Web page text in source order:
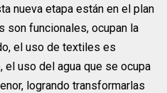
nueva etapa están en el plan
son funcionales, ocupan la
el uso de textiles es
el uso del agua que se ocupa
logrando transformarlas